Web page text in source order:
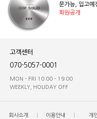
문가능, 입고예
회원공개
고객센터
070-5057-0001
MON - FRI 10:00 - 19:00
WEEKLY, HOLIDAY OFF
회사소개 이용안내 개